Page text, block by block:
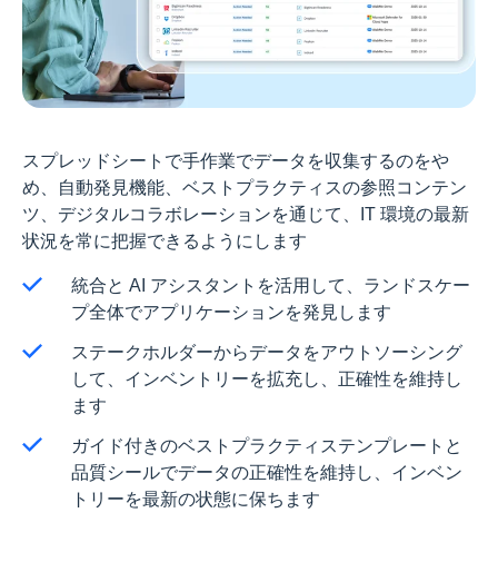
スプレッドシートで手作業でデータを収集するのをや
め、自動発見機能、ベストプラクティスの参照コンテン
ツ、デジタルコラボレーションを通じて、IT 環境の最新
状況を常に把握できるようにします
統合と AI アシスタントを活用して、ランドスケー
プ全体でアプリケーションを発見します
ステークホルダーからデータをアウトソーシング
して、インベントリーを拡充し、正確性を維持し
ます
ガイド付きのベストプラクティステンプレートと
品質シールでデータの正確性を維持し、インベン
トリーを最新の状態に保ちます